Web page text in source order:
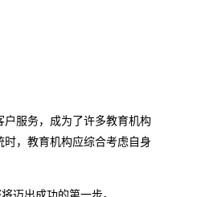
服务，成为了许多教育机构
，教育机构应综合考虑自身
迈出成功的第一步。